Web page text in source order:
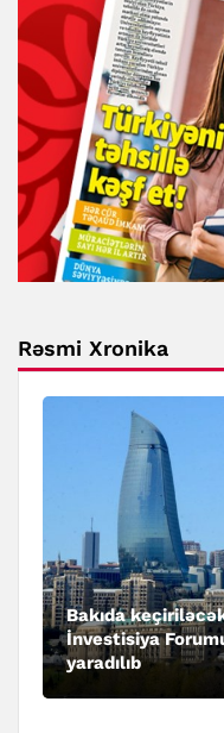
Rəsmi Xronika
Bakıda
İnvestisiya
yaradılıb